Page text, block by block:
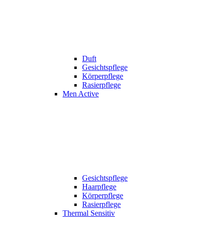
Duft
Gesichtspflege
Körperpflege
Rasierpflege
Men Active
Gesichtspflege
Haarpflege
Körperpflege
Rasierpflege
Thermal Sensitiv